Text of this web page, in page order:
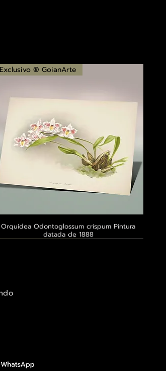
Visualização rápida
Exclusivo ® GoianArte
Orquídea Odontoglossum crispum Pintura
datada de 1888